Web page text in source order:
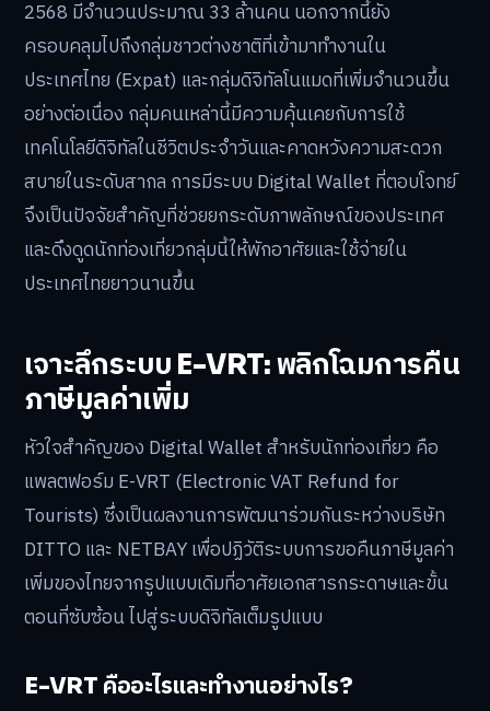
2568 มีจำนวนประมาณ 33 ล้านคน นอกจากนี้ยัง
ครอบคลุมไปถึงกลุ่มชาวต่างชาติที่เข้ามาทำงานใน
ประเทศไทย (Expat) และกลุ่มดิจิทัลโนแมดที่เพิ่มจำนวนขึ้น
อย่างต่อเนื่อง กลุ่มคนเหล่านี้มีความคุ้นเคยกับการใช้
เทคโนโลยีดิจิทัลในชีวิตประจำวันและคาดหวังความสะดวก
สบายในระดับสากล การมีระบบ Digital Wallet ที่ตอบโจทย์
จึงเป็นปัจจัยสำคัญที่ช่วยยกระดับภาพลักษณ์ของประเทศ
และดึงดูดนักท่องเที่ยวกลุ่มนี้ให้พักอาศัยและใช้จ่ายใน
ประเทศไทยยาวนานขึ้น
เจาะลึกระบบ E-VRT: พลิกโฉมการคืน
ภาษีมูลค่าเพิ่ม
หัวใจสำคัญของ Digital Wallet สำหรับนักท่องเที่ยว คือ
แพลตฟอร์ม E-VRT (Electronic VAT Refund for
Tourists) ซึ่งเป็นผลงานการพัฒนาร่วมกันระหว่างบริษัท
DITTO และ NETBAY เพื่อปฏิวัติระบบการขอคืนภาษีมูลค่า
เพิ่มของไทยจากรูปแบบเดิมที่อาศัยเอกสารกระดาษและขั้น
ตอนที่ซับซ้อน ไปสู่ระบบดิจิทัลเต็มรูปแบบ
E-VRT คืออะไรและทำงานอย่างไร?